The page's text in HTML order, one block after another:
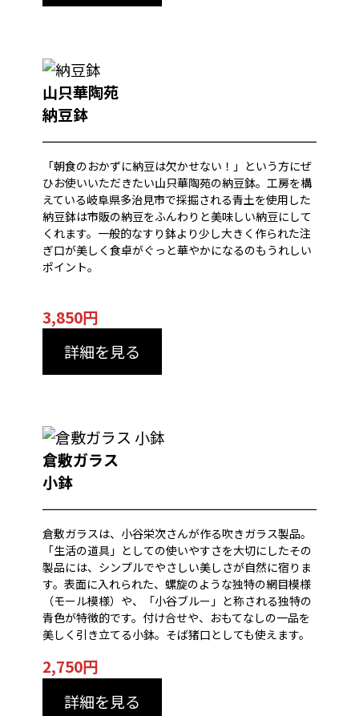
山只華陶苑
納豆鉢
「朝食のおかずに納豆は欠かせない！」という方にぜ
ひお使いいただきたい山只華陶苑の納豆鉢。工房を構
えている岐阜県多治見市で採掘される青土を使用した
納豆鉢は市販の納豆をふんわりと美味しい納豆にして
くれます。一般的なすり鉢より少し大きく作られた注
ぎ口が美しく食卓がぐっと華やかになるのもうれしい
ポイント。
3,850円
詳細を見る
倉敷ガラス
小鉢
倉敷ガラスは、小谷栄次さんが作る吹きガラス製品。
「生活の道具」としての使いやすさを大切にしたその
製品には、シンプルでやさしい美しさが自然に宿りま
す。表面に入れられた、螺旋のような独特の網目模様
（モール模様）や、「小谷ブルー」と称される独特の
青色が特徴的です。付け合せや、おもてなしの一品を
美しく引き立てる小鉢。そば猪口としても使えます。
2,750円
詳細を見る